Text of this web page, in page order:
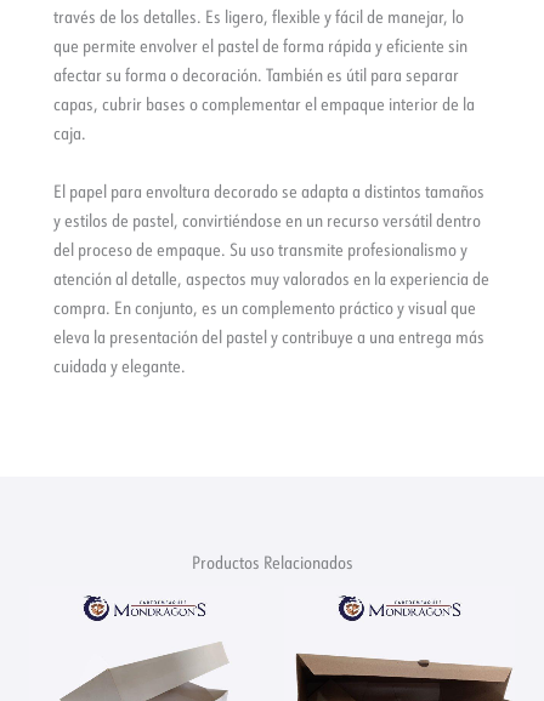
través de los detalles. Es ligero, flexible y fácil de manejar, lo
que permite envolver el pastel de forma rápida y eficiente sin
afectar su forma o decoración. También es útil para separar
capas, cubrir bases o complementar el empaque interior de la
caja.
El papel para envoltura decorado se adapta a distintos tamaños
y estilos de pastel, convirtiéndose en un recurso versátil dentro
del proceso de empaque. Su uso transmite profesionalismo y
atención al detalle, aspectos muy valorados en la experiencia de
compra. En conjunto, es un complemento práctico y visual que
eleva la presentación del pastel y contribuye a una entrega más
cuidada y elegante.
Productos Relacionados